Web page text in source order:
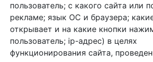
Арбен текстиль г. Щелково, пер.
1-й Советский д.25, владение 2.
Мы в соц. сетях
пользователь; с какого сайта или
рекламе; язык ОС и браузера;
открывает и на какие кнопки
пользователь; ip-адрес) в целях
функционирования сайта,